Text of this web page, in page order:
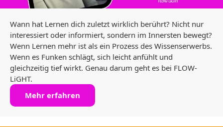
Wann hat Lernen dich zuletzt wirklich berührt? Nicht nur
interessiert oder informiert, sondern im Innersten bewegt?
Wenn Lernen mehr ist als ein Prozess des Wissenserwerbs.
Wenn es Funken schlägt, sich leicht anfühlt und
gleichzeitig tief wirkt. Genau darum geht es bei FLOW-
LiGHT.
Mehr erfahren